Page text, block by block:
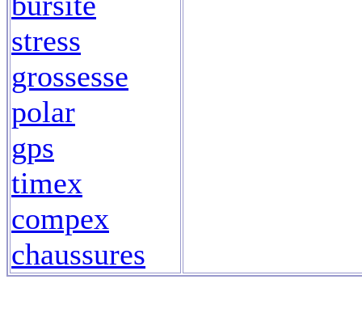
stress
grossesse
polar
gps
timex
compex
chaussures